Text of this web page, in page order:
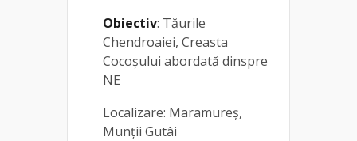
Obiectiv: Tăurile
Chendroaiei, Creasta
Cocoșului abordată dinspre
NE
Localizare: Maramureș,
Munții Gutâi